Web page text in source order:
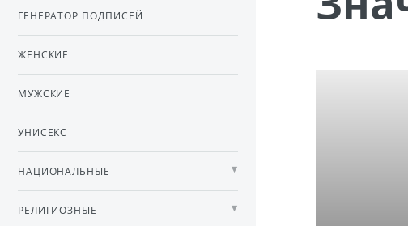
ГЕНЕРАТОР ПОДПИСЕЙ
ЖЕНСКИЕ
МУЖСКИЕ
УНИСЕКС
НАЦИОНАЛЬНЫЕ
РЕЛИГИОЗНЫЕ